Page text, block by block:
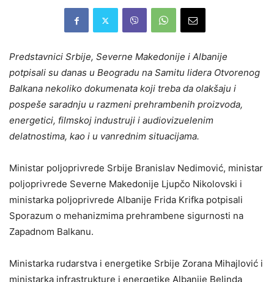
Predstavnici Srbije, Severne Makedonije i Albanije
potpisali su danas u Beogradu na Samitu lidera Otvorenog
Balkana nekoliko dokumenata koji treba da olakšaju i
pospeše saradnju u razmeni prehrambenih proizvoda,
energetici, filmskoj industruji i audiovizuelenim
delatnostima, kao i u vanrednim situacijama.
Ministar poljoprivrede Srbije Branislav Nedimović, ministar
poljoprivrede Severne Makedonije Ljupčo Nikolovski i
ministarka poljoprivrede Albanije Frida Krifka potpisali
Sporazum o mehanizmima prehrambene sigurnosti na
Zapadnom Balkanu.
Ministarka rudarstva i energetike Srbije Zorana Mihajlović i
ministarka infrastrukture i energetike Albanije Belinda